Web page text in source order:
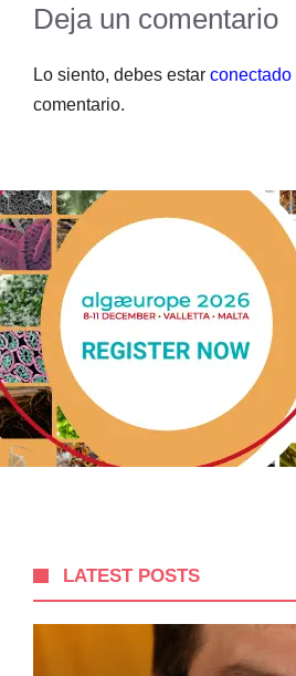
Deja un comentario
Lo siento, debes estar conectado
comentario.
LATEST POSTS